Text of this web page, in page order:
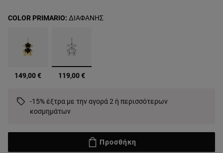
149,00 € επιλεγμένα
119,00 €
COLOR PRIMARIO: ΔΙΑΦΑΝΗΣ
-15% έξτρα με την αγορά 2 ή περισσότερων
κοσμημάτων
Προσθήκη